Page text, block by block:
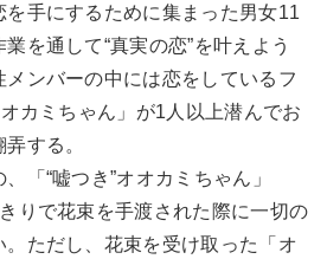
手にするために集まった男女11
を通して“真実の恋”を叶えよう
メンバーの中には恋をしているフ
カミちゃん」が1人以上潜んでお
する。
「“嘘つき”オオカミちゃん」
りで花束を手渡された際に一切の
ただし、花束を受け取った「オ